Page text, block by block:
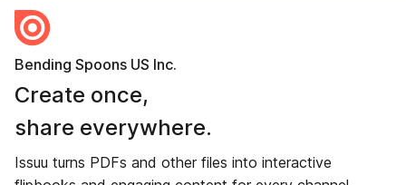
Bending Spoons US Inc.
Create once,
share everywhere.
Issuu turns PDFs and other files into interactive